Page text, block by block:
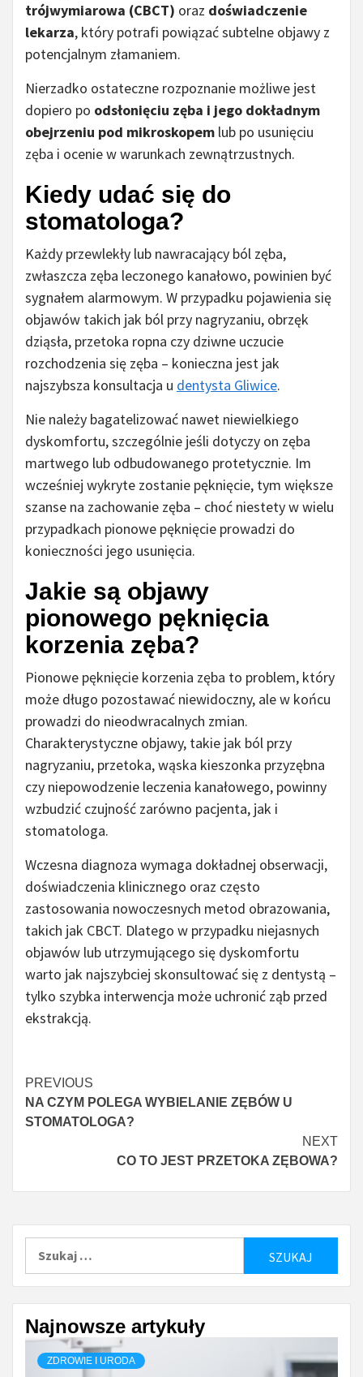
trójwymiarowa (CBCT) oraz doświadczenie
lekarza, który potrafi powiązać subtelne objawy z
potencjalnym złamaniem.
Nierzadko ostateczne rozpoznanie możliwe jest
dopiero po odsłonięciu zęba i jego dokładnym
obejrzeniu pod mikroskopem lub po usunięciu
zęba i ocenie w warunkach zewnątrzustnych.
Kiedy udać się do
stomatologa?
Każdy przewlekły lub nawracający ból zęba,
zwłaszcza zęba leczonego kanałowo, powinien być
sygnałem alarmowym. W przypadku pojawienia się
objawów takich jak ból przy nagryzaniu, obrzęk
dziąsła, przetoka ropna czy dziwne uczucie
rozchodzenia się zęba – konieczna jest jak
najszybsza konsultacja u dentysta Gliwice.
Nie należy bagatelizować nawet niewielkiego
dyskomfortu, szczególnie jeśli dotyczy on zęba
martwego lub odbudowanego protetycznie. Im
wcześniej wykryte zostanie pęknięcie, tym większe
szanse na zachowanie zęba – choć niestety w wielu
przypadkach pionowe pęknięcie prowadzi do
konieczności jego usunięcia.
Jakie są objawy
pionowego pęknięcia
korzenia zęba?
Pionowe pęknięcie korzenia zęba to problem, który
może długo pozostawać niewidoczny, ale w końcu
prowadzi do nieodwracalnych zmian.
Charakterystyczne objawy, takie jak ból przy
nagryzaniu, przetoka, wąska kieszonka przyzębna
czy niepowodzenie leczenia kanałowego, powinny
wzbudzić czujność zarówno pacjenta, jak i
stomatologa.
Wczesna diagnoza wymaga dokładnej obserwacji,
doświadczenia klinicznego oraz często
zastosowania nowoczesnych metod obrazowania,
takich jak CBCT. Dlatego w przypadku niejasnych
objawów lub utrzymującego się dyskomfortu
warto jak najszybciej skonsultować się z dentystą –
tylko szybka interwencja może uchronić ząb przed
ekstrakcją.
Continue
Reading
PREVIOUS
NA CZYM POLEGA WYBIELANIE ZĘBÓW U
STOMATOLOGA?
NEXT
CO TO JEST PRZETOKA ZĘBOWA?
Najnowsze artykuły
ZDROWIE I URODA